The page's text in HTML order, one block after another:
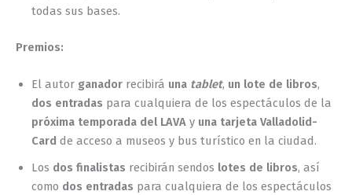
todas sus bases.
Premios:
El autor ganador recibirá una tablet, un lote de libros,
dos entradas para cualquiera de los espectáculos de la
próxima temporada del LAVA y una tarjeta Valladolid-
Card de acceso a museos y bus turístico en la ciudad.
Los dos finalistas recibirán sendos lotes de libros, así
como dos entradas para cualquiera de los espectáculos